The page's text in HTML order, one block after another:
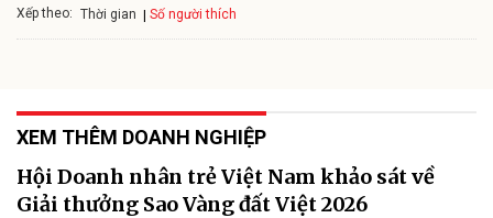
Xếp theo: Thời gian Số người thích
XEM THÊM DOANH NGHIỆP
Hội Doanh nhân trẻ Việt Nam khảo sát về
Giải thưởng Sao Vàng đất Việt 2026